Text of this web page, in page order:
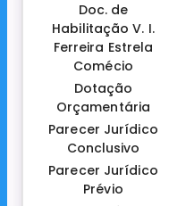
Doc. de
Habilitação V. I.
Ferreira Estrela
Comécio
Dotação
Orçamentária
Parecer Jurídico
Conclusivo
Parecer Jurídico
Prévio